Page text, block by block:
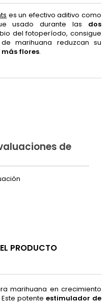
es un efectivo aditivo como
usado durante las dos
del fotoperíodo, consigue
marihuana reduzcan su
más flores.
de
PRODUCTO
marihuana en crecimiento
potente estimulador de